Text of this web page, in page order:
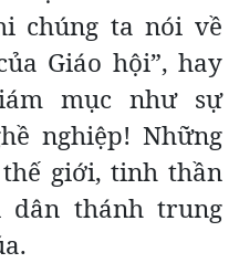
chúng ta nói về
Giáo hội”, hay
mục như sự
nghiệp! Những
giới, tinh thần
dân thánh trung